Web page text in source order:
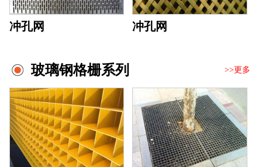
冲孔网 冲孔网
玻璃钢格栅系列 >>更多